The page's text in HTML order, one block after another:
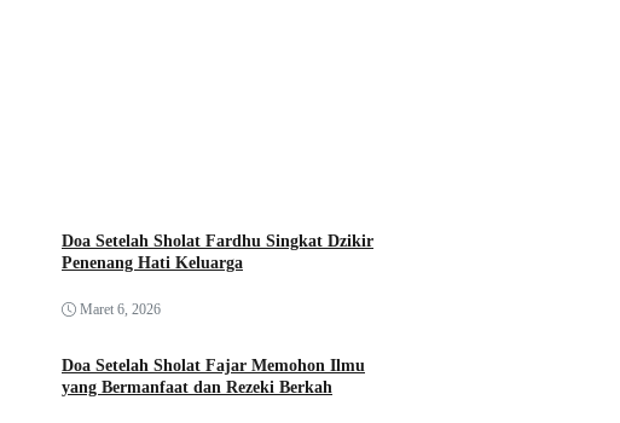
Doa Setelah Sholat Fardhu Singkat Dzikir
Penenang Hati Keluarga
Maret 6, 2026
Doa Setelah Sholat Fajar Memohon Ilmu
yang Bermanfaat dan Rezeki Berkah